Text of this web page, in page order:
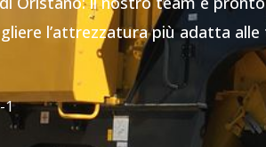
l’attrezzatura più adatta alle
1